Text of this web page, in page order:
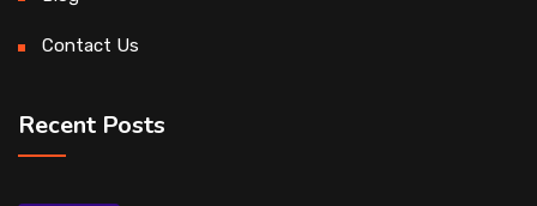
Contact Us
Recent Posts